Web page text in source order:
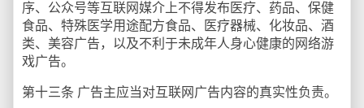
序、公众号等互联网媒介上不得发布医疗、药品、保健
食品、特殊医学用途配方食品、医疗器械、化妆品、酒
类、美容广告，以及不利于未成年人身心健康的网络游
戏广告。
第十三条 广告主应当对互联网广告内容的真实性负责。